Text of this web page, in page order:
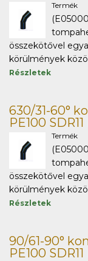
Termék
összekötővel
körülmények
Részletek
630/31-60°
PE100 SDR11
Termék
összekötővel
körülmények
Részletek
90/61-90°
PE100 SDR11